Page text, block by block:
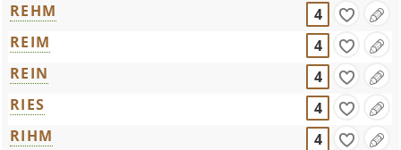
REHM
4
REIM
4
REIN
4
RIES
4
RIHM
4